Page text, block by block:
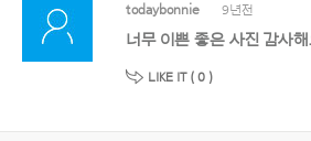
todaybonnie 9년전
너무 이쁜 좋은 사진 감사해
LIKE IT ( 0 )